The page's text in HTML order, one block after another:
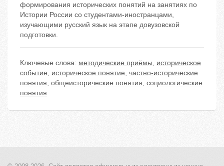
формирования исторических понятий на занятиях по
Истории России со студентами-иностранцами,
изучающими русский язык на этапе довузовской
подготовки.
Ключевые слова: методические приёмы, историческое
событие, историческое понятие, частно-исторические
понятия, общеисторические понятия, социологические
понятия